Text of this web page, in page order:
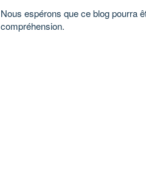
Nous espérons que ce blog pourra
compréhension.